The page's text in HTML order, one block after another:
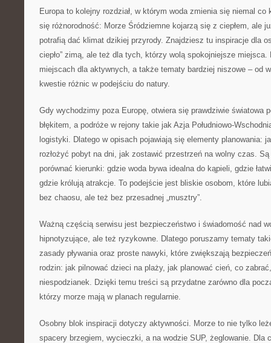
Europa to kolejny rozdział, w którym woda zmienia się niemal
się różnorodność: Morze Śródziemne kojarzą się z ciepłem, ale
potrafią dać klimat dzikiej przyrody. Znajdziesz tu inspiracje dla
ciepło” zimą, ale też dla tych, którzy wolą spokojniejsze miejsca.
miejscach dla aktywnych, a także tematy bardziej niszowe – od
kwestie różnic w podejściu do natury.
Gdy wychodzimy poza Europę, otwiera się prawdziwie światowa
błękitem, a podróże w rejony takie jak Azja Południowo-
logistyki. Dlatego w opisach pojawiają się elementy planowania:
rozłożyć pobyt na dni, jak zostawić przestrzeń na wolny czas.
porównać kierunki: gdzie woda bywa idealna do kąpieli, gdzie
gdzie królują atrakcje. To podejście jest bliskie osobom, które
bez chaosu, ale też bez przesadnej „musztry”.
Ważną częścią serwisu jest bezpieczeństwo i świadomość nad
hipnotyzujące, ale też ryzykowne. Dlatego poruszamy tematy
zasady pływania oraz proste nawyki, które zwiększają
rodzin: jak pilnować dzieci na plaży, jak planować cień, co
niespodzianek. Dzięki temu treści są przydatne zarówno dla
którzy morze mają w planach regularnie.
Osobny blok inspiracji dotyczy aktywności. Morze to nie tylko
spacery brzegiem, wycieczki, a na wodzie SUP, żeglowanie. Dla